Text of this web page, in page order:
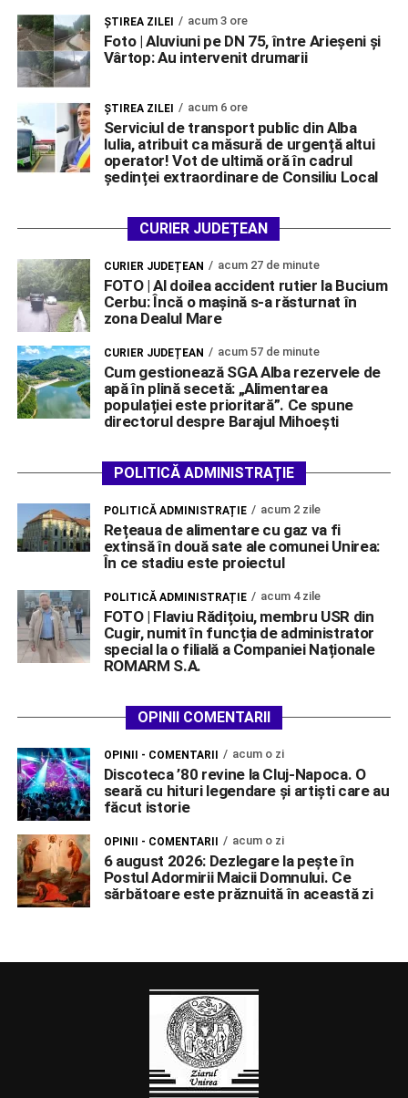
ŞTIREA ZILEI acum 3 ore
Foto | Aluviuni pe DN 75, între Arieșeni și
Vârtop: Au intervenit drumarii
ŞTIREA ZILEI acum 6 ore
Serviciul de transport public din Alba
Iulia, atribuit ca măsură de urgență altui
operator! Vot de ultimă oră în cadrul
ședinței extraordinare de Consiliu Local
CURIER JUDEȚEAN
CURIER JUDEȚEAN acum 27 de minute
FOTO | Al doilea accident rutier la Bucium
Cerbu: Încă o mașină s-a răsturnat în
zona Dealul Mare
CURIER JUDEȚEAN acum 57 de minute
Cum gestionează SGA Alba rezervele de
apă în plină secetă: „Alimentarea
populației este prioritară”. Ce spune
directorul despre Barajul Mihoești
POLITICĂ ADMINISTRAȚIE
POLITICĂ ADMINISTRAȚIE acum 2 zile
Rețeaua de alimentare cu gaz va fi
extinsă în două sate ale comunei Unirea:
În ce stadiu este proiectul
POLITICĂ ADMINISTRAȚIE acum 4 zile
FOTO | Flaviu Rădițoiu, membru USR din
Cugir, numit în funcția de administrator
special la o filială a Companiei Naționale
ROMARM S.A.
OPINII COMENTARII
OPINII - COMENTARII acum o zi
Discoteca ’80 revine la Cluj-Napoca. O
seară cu hituri legendare și artiști care au
făcut istorie
OPINII - COMENTARII acum o zi
6 august 2026: Dezlegare la pește în
Postul Adormirii Maicii Domnului. Ce
sărbătoare este prăznuită în această zi